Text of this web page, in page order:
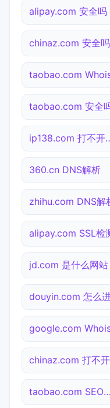
alipay.com 安全吗
chinaz.com 安全吗
taobao.com 安全
360.cn DNS解析
zhihu.com DNS解
alipay.com SSL检
jd.com 是什么网站
taobao.com SEO体检